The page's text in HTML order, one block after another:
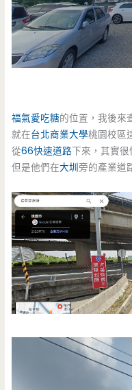
福氣愛吃糖的位置，我後來
就在台北商業大學桃園校區
從66快速道路下來，其實很
但是他們在大圳旁的產業道